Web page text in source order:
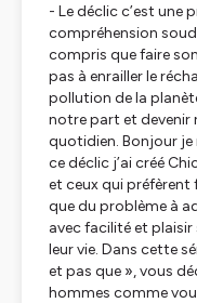
- Le déclic c’est une
compréhension
compris que faire
pas à enrailler le
pollution de la
notre part et devenir
quotidien. Bonjour je
ce déclic j’ai créé
et ceux qui
que du problème à
avec facilité et
leur vie. Dans cette
et pas que », vous
hommes comme